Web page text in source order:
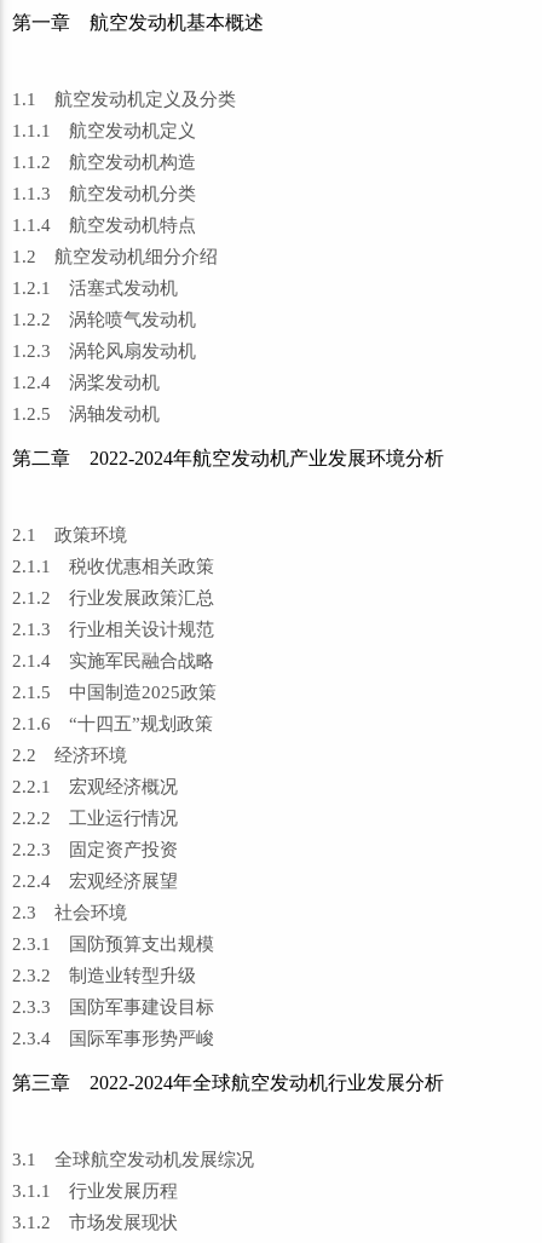
第一章 航空发动机基本概述
1.1 航空发动机定义及分类
1.1.1 航空发动机定义
1.1.2 航空发动机构造
1.1.3 航空发动机分类
1.1.4 航空发动机特点
1.2 航空发动机细分介绍
1.2.1 活塞式发动机
1.2.2 涡轮喷气发动机
1.2.3 涡轮风扇发动机
1.2.4 涡桨发动机
1.2.5 涡轴发动机
第二章 2022-2024年航空发动机产业发展环境分析
2.1 政策环境
2.1.1 税收优惠相关政策
2.1.2 行业发展政策汇总
2.1.3 行业相关设计规范
2.1.4 实施军民融合战略
2.1.5 中国制造2025政策
2.1.6 “十四五”规划政策
2.2 经济环境
2.2.1 宏观经济概况
2.2.2 工业运行情况
2.2.3 固定资产投资
2.2.4 宏观经济展望
2.3 社会环境
2.3.1 国防预算支出规模
2.3.2 制造业转型升级
2.3.3 国防军事建设目标
2.3.4 国际军事形势严峻
第三章 2022-2024年全球航空发动机行业发展分析
3.1 全球航空发动机发展综况
3.1.1 行业发展历程
3.1.2 市场发展现状